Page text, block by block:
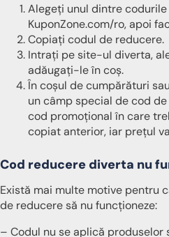
Alegeți unul dintre
KuponZone.com/ro, apoi
Copiați codul de reducere.
Intrați pe site-ul diverta,
adăugați-le în coș.
În coșul de cumpărături
un câmp special de cod
cod promoțional în care
copiat anterior, iar prețul
Cod reducere diverta nu
Există mai multe motive pentru
de reducere să nu funcționeze:
– Codul nu se aplică